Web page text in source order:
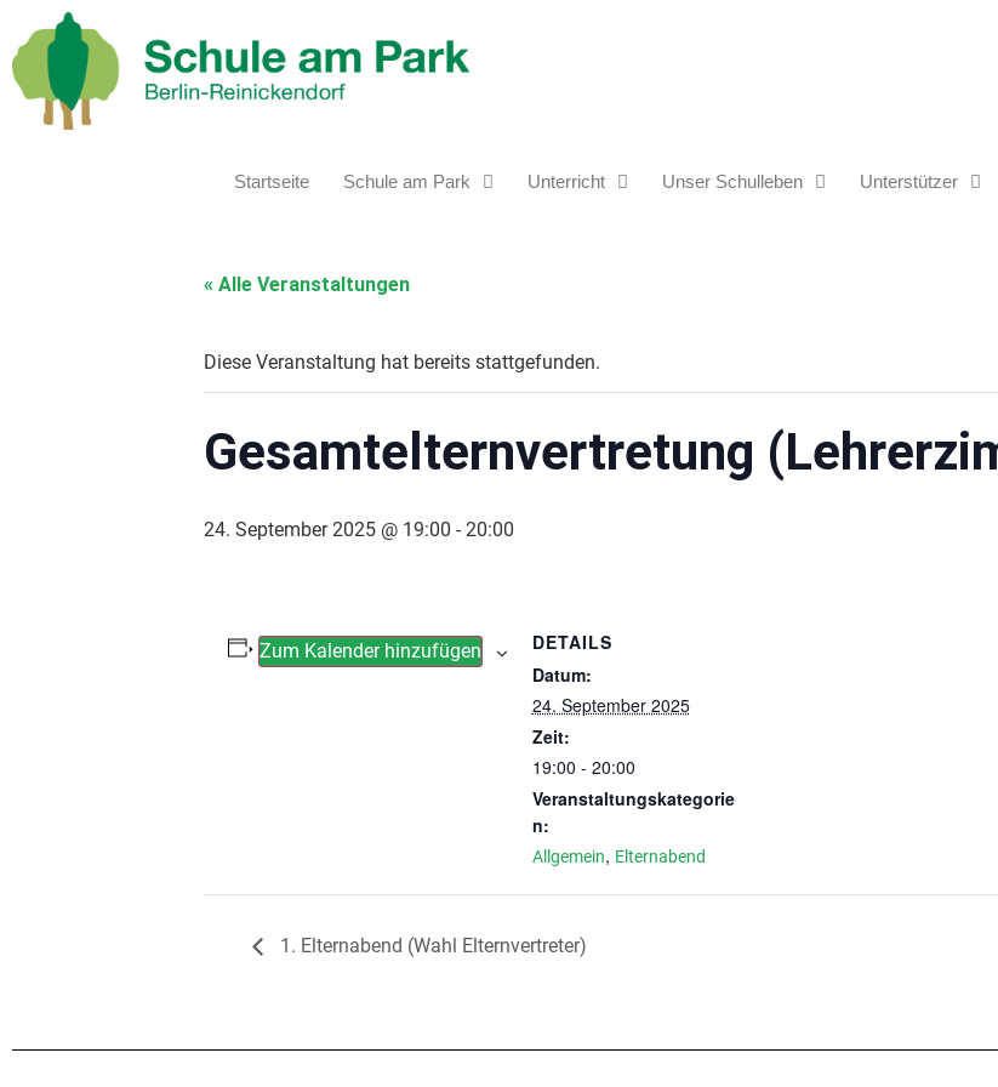
Startseite Schule am Park Unterricht Unser Schulleben Unterstützer
« Alle Veranstaltungen
Diese Veranstaltung hat bereits stattgefunden.
Gesamtelternvertretung
24. September 2025 @ 19:00 - 20:00
Zum Kalender hinzufügen
DETAILS
Datum:
24. September 2025
Zeit:
19:00 - 20:00
Veranstaltungskategorie
n:
Allgemein, Elternabend
1. Elternabend (Wahl Elternvertreter)